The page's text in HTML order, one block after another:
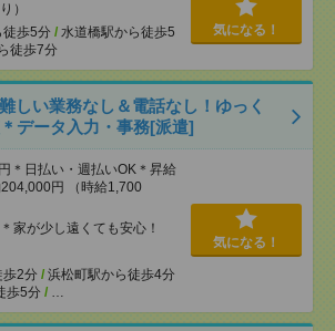
）
徒歩5分 / 水道橋駅から徒歩5
徒歩7分
気になる！
しい業務なし＆電話なし！ゆっく
データ入力・事務[派遣]
＊日払い・週払いOK＊昇給
円 （時給1,700
が少し遠くても安心！
歩2分 / 浜松町駅から徒歩4分
歩5分 / …
気になる！